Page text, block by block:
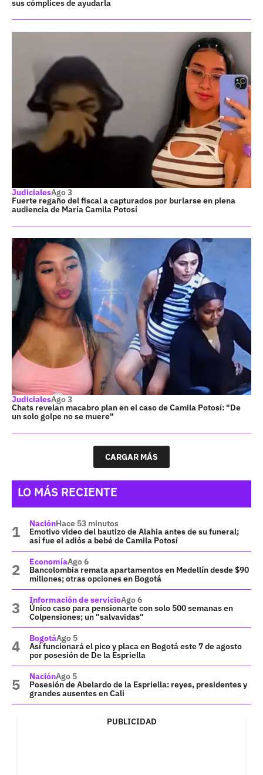
sus cómplices de ayudarla
JudicialesAgo 3
Fuerte regaño del fiscal a capturados por burlarse en plena
audiencia de María Camila Potosí
JudicialesAgo 3
Chats revelan macabro plan en el caso de Camila Potosí: "De
un solo golpe no se muere"
CARGAR MÁS
LO MÁS RECIENTE
NaciónHace 53 minutos
Emotivo video del bautizo de Alahia antes de su funeral;
así fue el adiós a bebé de Camila Potosí
EconomíaAgo 6
Bancolombia remata apartamentos en Medellín desde $90
millones; otras opciones en Bogotá
Información de servicioAgo 6
Único caso para pensionarte con solo 500 semanas en
Colpensiones; un "salvavidas"
BogotáAgo 5
Así funcionará el pico y placa en Bogotá este 7 de agosto
por posesión de De la Espriella
NaciónAgo 5
Posesión de Abelardo de la Espriella: reyes, presidentes y
grandes ausentes en Cali
PUBLICIDAD